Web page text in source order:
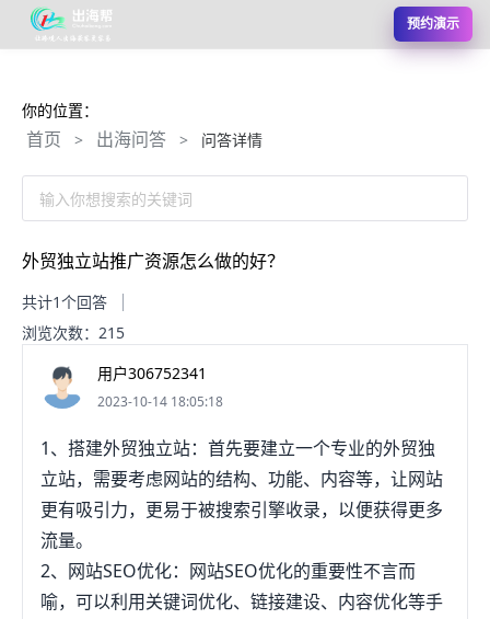
预约演示
你的位置：
首页 > 出海问答 > 问答详情
输入你想搜索的关键词
外贸独立站推广资源怎么做的好？
共计1个回答
浏览次数：215
用户306752341
2023-10-14 18:05:18
1、搭建外贸独立站：首先要建立一个专业的外贸独
立站，需要考虑网站的结构、功能、内容等，让网站
更有吸引力，更易于被搜索引擎收录，以便获得更多
流量。
2、网站SEO优化：网站SEO优化的重要性不言而
喻，可以利用关键词优化、链接建设、内容优化等手